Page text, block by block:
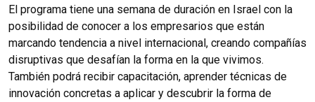
El programa tiene una semana de duración en Israel con la
posibilidad de conocer a los empresarios que están
marcando tendencia a nivel internacional, creando compañías
disruptivas que desafían la forma en la que vivimos.
También podrá recibir capacitación, aprender técnicas de
innovación concretas a aplicar y descubrir la forma de